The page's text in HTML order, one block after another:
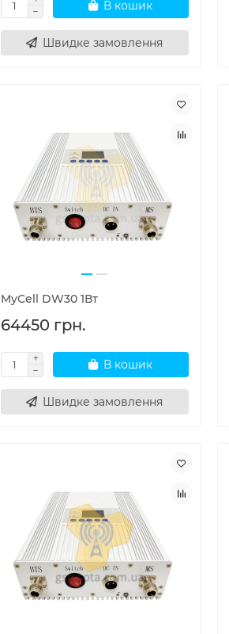
В кошик
Швидке замовлення
MyCell DW30 1Вт
64450 грн.
В кошик
Швидке замовлення